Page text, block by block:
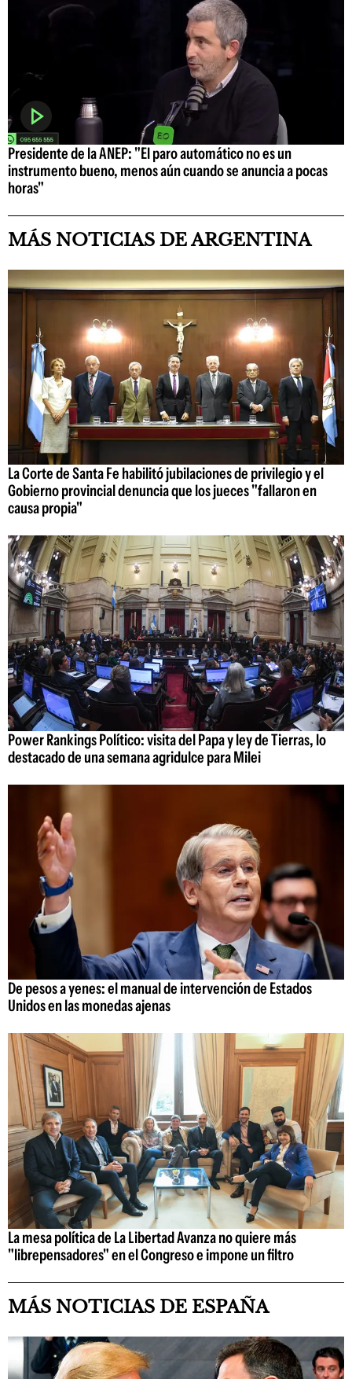
Presidente de la ANEP: "El paro automático no es un
instrumento bueno, menos aún cuando se anuncia a pocas
horas"
MÁS NOTICIAS DE ARGENTINA
La Corte de Santa Fe habilitó jubilaciones de privilegio y el
Gobierno provincial denuncia que los jueces "fallaron en
causa propia"
Power Rankings Político: visita del Papa y ley de Tierras, lo
destacado de una semana agridulce para Milei
De pesos a yenes: el manual de intervención de Estados
Unidos en las monedas ajenas
La mesa política de La Libertad Avanza no quiere más
"librepensadores" en el Congreso e impone un filtro
MÁS NOTICIAS DE ESPAÑA